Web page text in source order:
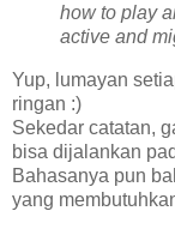
how to play
active and
Yup, lumayan
ringan :)
Sekedar catatan,
bisa dijalankan
Bahasanya pun
yang